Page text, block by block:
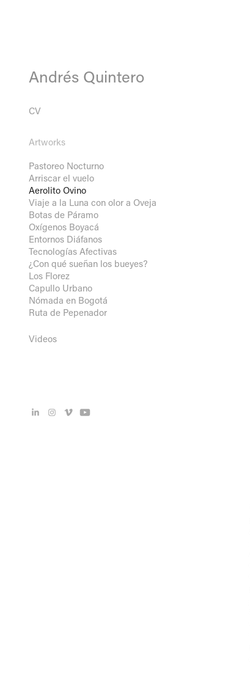
Andrés Quintero
CV
Artworks
Pastoreo Nocturno
Arriscar el vuelo
Aerolito Ovino
Viaje a la Luna con olor a Oveja
Botas de Páramo
Oxígenos Boyacá
Entornos Diáfanos
Tecnologías Afectivas
¿Con qué sueñan los bueyes?
Los Florez
Capullo Urbano
Nómada en Bogotá
Ruta de Pepenador
Videos